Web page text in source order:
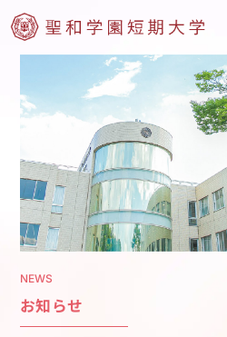
NEWS
お知らせ